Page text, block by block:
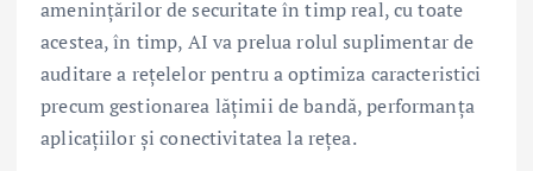
amenințărilor de securitate în timp real, cu toate
acestea, în timp, AI va prelua rolul suplimentar de
auditare a rețelelor pentru a optimiza caracteristici
precum gestionarea lățimii de bandă, performanța
aplicațiilor și conectivitatea la rețea.